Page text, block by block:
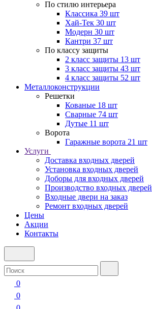
По стилю интерьера
Классика 39 шт
Хай-Тек 30 шт
Модерн 30 шт
Кантри 37 шт
По классу защиты
2 класс защиты 13 шт
3 класс защиты 43 шт
4 класс защиты 52 шт
Металлоконструкции
Решетки
Кованые 18 шт
Сварные 74 шт
Дутые 11 шт
Ворота
Гаражные ворота 21 шт
Услуги
Доставка входных дверей
Установка входных дверей
Доборы для входных дверей
Производство входных дверей
Входные двери на заказ
Ремонт входных дверей
Цены
Акции
Контакты
0
0